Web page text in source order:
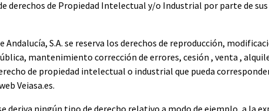
derechos de Propiedad Intelectual y/o Industrial por parte de
S.A. se reserva los derechos de reproducción,
mantenimiento corrección de errores, cesión , venta ,
de propiedad intelectual o industrial que pueda
Veiasa.es.
deriva ningún tipo de derecho relativo a modo de ejemplo, a la